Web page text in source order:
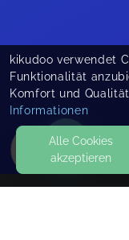
HOME
kikudoo verwendet
Funktionalität
Komfort und
Informationen
Alle Cookies
akzeptieren